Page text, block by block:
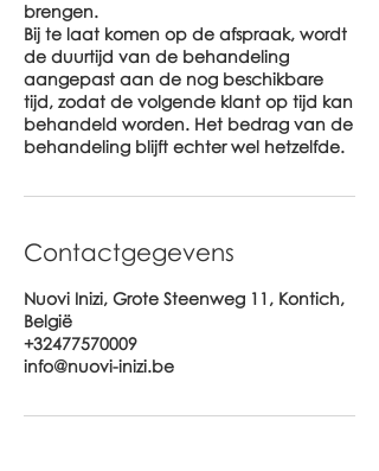
brengen.
Bij te laat komen op de afspraak, wordt
de duurtijd van de behandeling
aangepast aan de nog beschikbare
tijd, zodat de volgende klant op tijd kan
behandeld worden. Het bedrag van de
behandeling blijft echter wel hetzelfde.
Contactgegevens
Nuovi Inizi, Grote Steenweg 11, Kontich,
België
+32477570009
info@nuovi-inizi.be